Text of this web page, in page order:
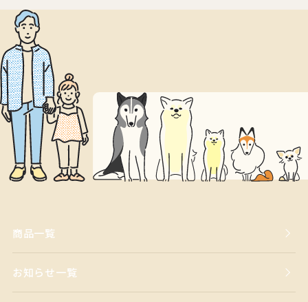
商品一覧
お知らせ一覧